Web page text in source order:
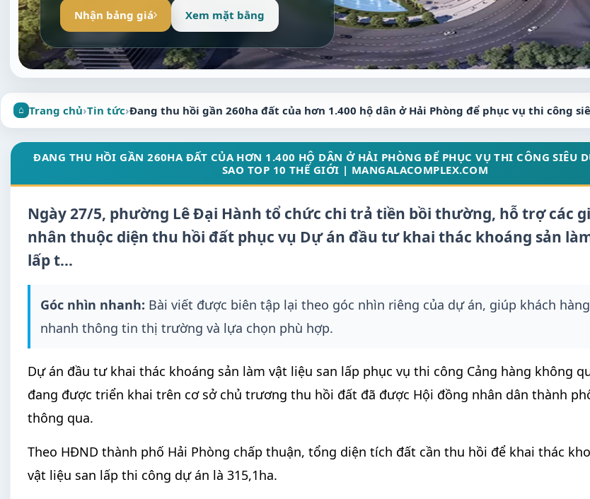
Nhận bảng giá Xem mặt bằng
Trang chủ›Tin tức›Đang thu hồi gần 260ha đất của hơn 1.400 hộ dân ở Hải Phòng để phục vụ thi công
ĐANG THU HỒI GẦN 260HA ĐẤT CỦA HƠN 1.400 HỘ DÂN Ở HẢI PHÒNG ĐỂ PHỤC VỤ THI CÔNG SIÊU
SAO TOP 10 THẾ GIỚI | MANGALACOMPLEX.COM
Ngày 27/5, phường Lê Đại Hành tổ chức chi trả tiền bồi thường, hỗ trợ các
nhân thuộc diện thu hồi đất phục vụ Dự án đầu tư khai thác khoáng sản
lấp t…
Góc nhìn nhanh: Bài viết được biên tập lại theo góc nhìn riêng của dự án, giúp khách
nhanh thông tin thị trường và lựa chọn phù hợp.
Dự án đầu tư khai thác khoáng sản làm vật liệu san lấp phục vụ thi công Cảng hàng không
đang được triển khai trên cơ sở chủ trương thu hồi đất đã được Hội đồng nhân dân thành
thông qua.
Theo HĐND thành phố Hải Phòng chấp thuận, tổng diện tích đất cần thu hồi để khai thác
vật liệu san lấp thi công dự án là 315,1ha.